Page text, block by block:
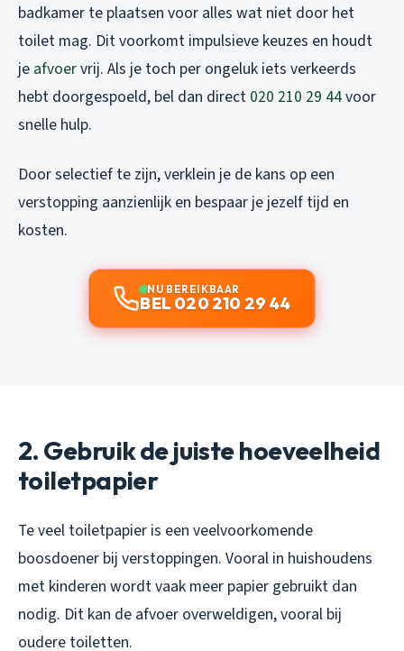
badkamer te plaatsen voor alles wat niet door het
toilet mag. Dit voorkomt impulsieve keuzes en houdt
je afvoervrij. Als je toch per ongeluk iets verkeerds
hebt doorgespoeld, bel dan direct 020 210 29 44voor
snelle hulp.
Door selectief te zijn, verklein je de kans op een
verstopping aanzienlijk en bespaar je jezelf tijd en
kosten.
NU BEREIKBAAR
BEL 020 210 29 44
2. Gebruik de juiste hoeveelheid
toiletpapier
Te veel toiletpapier is een veelvoorkomende
boosdoener bij verstoppingen. Vooral in huishoudens
met kinderen wordt vaak meer papier gebruikt dan
nodig. Dit kan de afvoer overweldigen, vooral bij
oudere toiletten.